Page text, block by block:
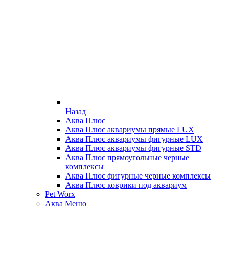
Назад
Аква Плюс
Аква Плюс аквариумы прямые LUX
Аква Плюс аквариумы фигурные LUX
Аква Плюс аквариумы фигурные STD
Аква Плюс прямоугольные черные
комплексы
Аква Плюс фигурные черные комплексы
Аква Плюс коврики под аквариум
Pet Worx
Аква Меню